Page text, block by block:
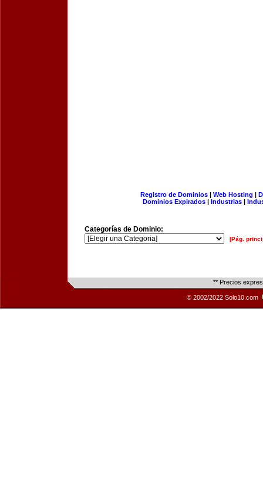
Registro de Dominios| Web Hosting |
Dominios Expirados | Industrias |
Categorías de Dominio:
[Pág.
** Precios
© 2002/2022 Solo10.com